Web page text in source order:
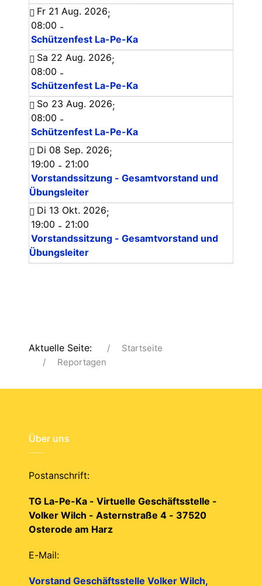
Fr 21 Aug. 2026;
08:00 -
Schützenfest La-Pe-Ka
Sa 22 Aug. 2026;
08:00 -
Schützenfest La-Pe-Ka
So 23 Aug. 2026;
08:00 -
Schützenfest La-Pe-Ka
Di 08 Sep. 2026;
19:00 - 21:00
Vorstandssitzung - Gesamtvorstand und
Übungsleiter
Di 13 Okt. 2026;
19:00 - 21:00
Vorstandssitzung - Gesamtvorstand und
Übungsleiter
Aktuelle Seite:
Startseite
Reportagen
Über uns
Postanschrift:
TG La-Pe-Ka - Virtuelle Geschäftsstelle -
Volker Wilch - Asternstraße 4 - 37520
Osterode am Harz
E-Mail:
Vorstand Geschäftsstelle Volker Wilch,